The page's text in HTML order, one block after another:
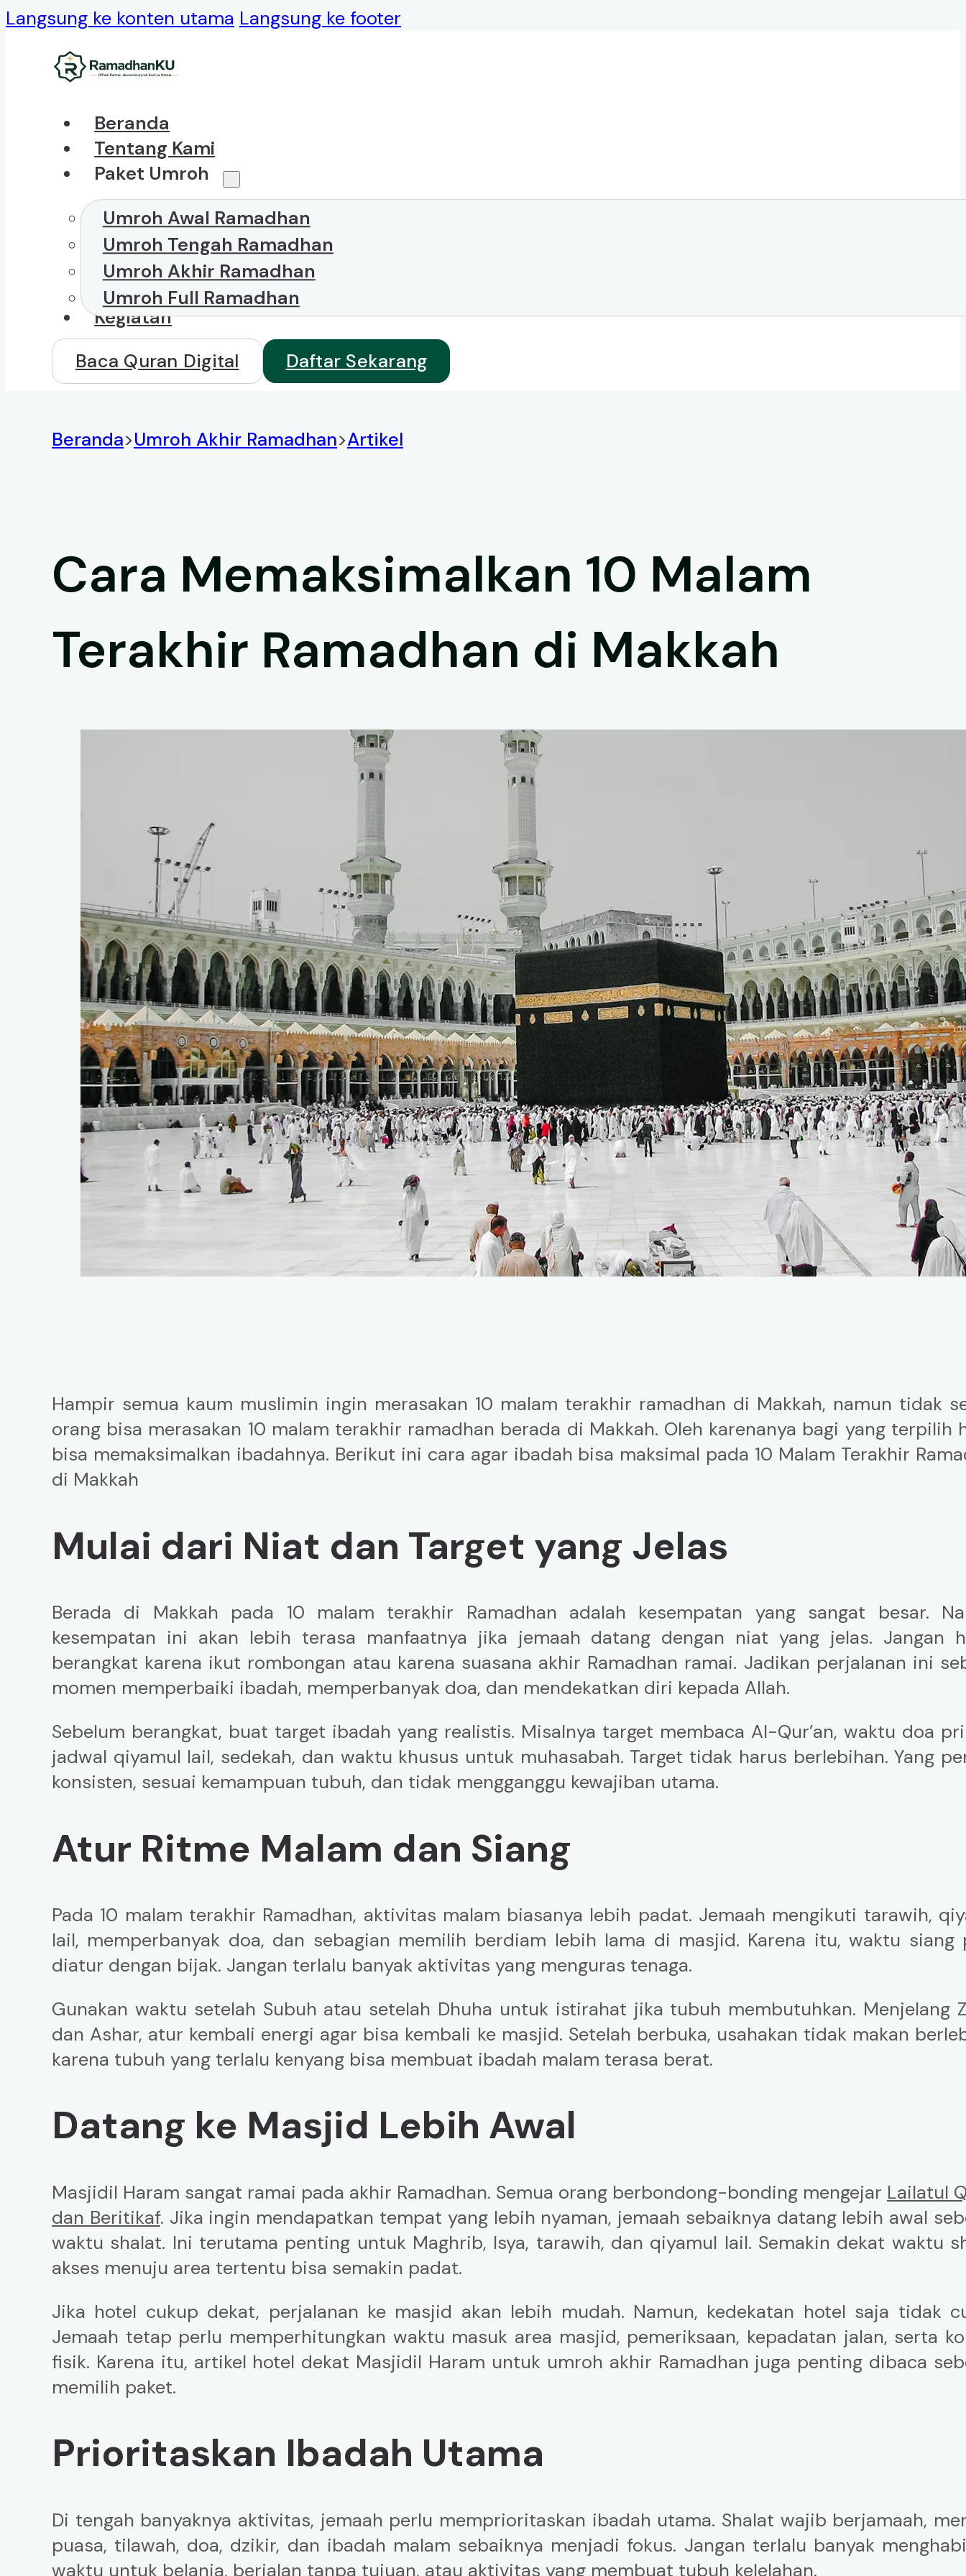
Langsung ke konten utama Langsung ke footer
Beranda
Tentang Kami
Paket Umroh
Umroh Awal Ramadhan
Umroh Tengah Ramadhan
Umroh Akhir Ramadhan
Umroh Full Ramadhan
Kegiatan
Baca Quran Digital
Daftar Sekarang
Beranda>Umroh Akhir Ramadhan>Artikel
Cara Memaksimalkan 10 Malam
Terakhir Ramadhan di Makkah
Hampir semua kaum muslimin ingin merasakan 10 malam terakhir ramadhan di Makkah, namun tidak
orang bisa merasakan 10 malam terakhir ramadhan berada di Makkah. Oleh karenanya bagi yang terpilih
bisa memaksimalkan ibadahnya. Berikut ini cara agar ibadah bisa maksimal pada 10 Malam Terakhir
di Makkah
Mulai dari Niat dan Target yang Jelas
Berada di Makkah pada 10 malam terakhir Ramadhan adalah kesempatan yang sangat besar.
kesempatan ini akan lebih terasa manfaatnya jika jemaah datang dengan niat yang jelas. Jangan
berangkat karena ikut rombongan atau karena suasana akhir Ramadhan ramai. Jadikan perjalanan ini
momen memperbaiki ibadah, memperbanyak doa, dan mendekatkan diri kepada Allah.
Sebelum berangkat, buat target ibadah yang realistis. Misalnya target membaca Al-Qur’an, waktu doa
jadwal qiyamul lail, sedekah, dan waktu khusus untuk muhasabah. Target tidak harus berlebihan. Yang
konsisten, sesuai kemampuan tubuh, dan tidak mengganggu kewajiban utama.
Atur Ritme Malam dan Siang
Pada 10 malam terakhir Ramadhan, aktivitas malam biasanya lebih padat. Jemaah mengikuti tarawih,
lail, memperbanyak doa, dan sebagian memilih berdiam lebih lama di masjid. Karena itu, waktu siang
diatur dengan bijak. Jangan terlalu banyak aktivitas yang menguras tenaga.
Gunakan waktu setelah Subuh atau setelah Dhuha untuk istirahat jika tubuh membutuhkan. Menjelang
dan Ashar, atur kembali energi agar bisa kembali ke masjid. Setelah berbuka, usahakan tidak makan
karena tubuh yang terlalu kenyang bisa membuat ibadah malam terasa berat.
Datang ke Masjid Lebih Awal
Masjidil Haram sangat ramai pada akhir Ramadhan. Semua orang berbondong-bonding mengejar Lailatul
dan Beritikaf. Jika ingin mendapatkan tempat yang lebih nyaman, jemaah sebaiknya datang lebih awal
waktu shalat. Ini terutama penting untuk Maghrib, Isya, tarawih, dan qiyamul lail. Semakin dekat waktu
akses menuju area tertentu bisa semakin padat.
Jika hotel cukup dekat, perjalanan ke masjid akan lebih mudah. Namun, kedekatan hotel saja tidak
Jemaah tetap perlu memperhitungkan waktu masuk area masjid, pemeriksaan, kepadatan jalan, serta
fisik. Karena itu, artikel hotel dekat Masjidil Haram untuk umroh akhir Ramadhan juga penting dibaca
memilih paket.
Prioritaskan Ibadah Utama
Di tengah banyaknya aktivitas, jemaah perlu memprioritaskan ibadah utama. Shalat wajib berjamaah,
puasa, tilawah, doa, dzikir, dan ibadah malam sebaiknya menjadi fokus. Jangan terlalu banyak
waktu untuk belanja, berjalan tanpa tujuan, atau aktivitas yang membuat tubuh kelelahan.